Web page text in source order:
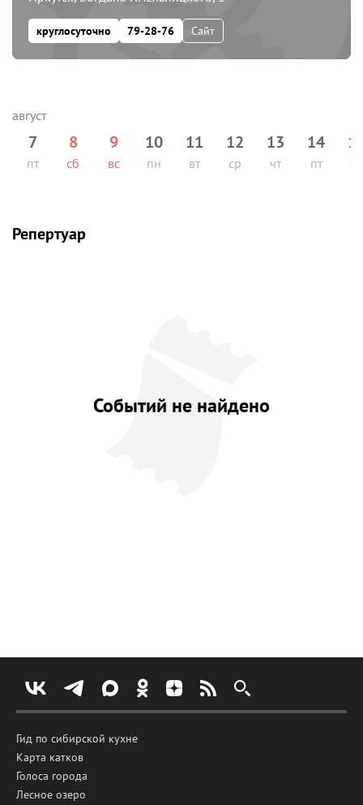
круглосуточно 79-28-76 Сайт
7
пт
8
сб
9
вс
10
пн
11
вт
12
ср
13
чт
14
пт сб
Репертуар
Событий не найдено
Гид по сибирской кухне
Карта катков
Голоса города
Лесное озеро